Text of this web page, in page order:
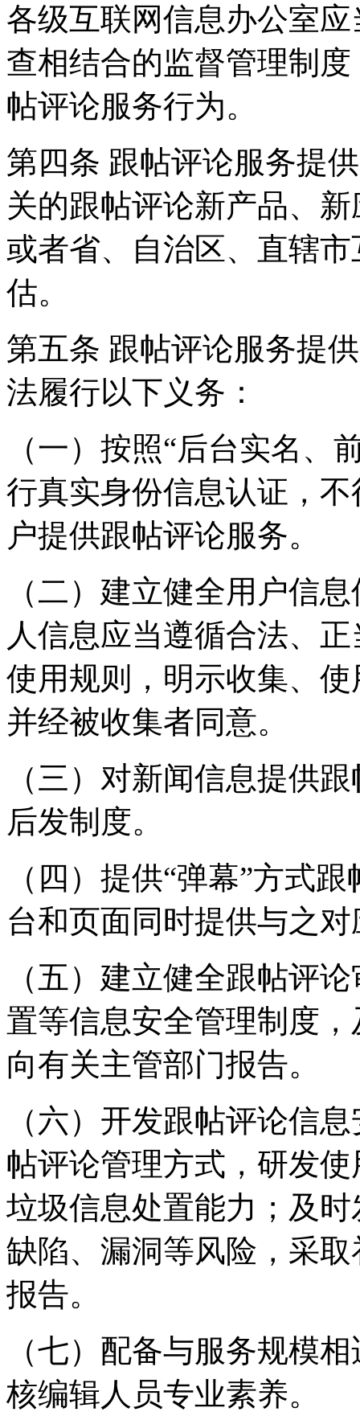
各级互联网信息办公室
查相结合的监督管理制
帖评论服务行为。
第四条 跟帖评论服务提
关的跟帖评论新产品、
或者省、自治区、直辖
估。
第五条 跟帖评论服务提
法履行以下义务：
（一）按照“后台实名、
行真实身份信息认证，
户提供跟帖评论服务。
（二）建立健全用户信
人信息应当遵循合法、
使用规则，明示收集、
并经被收集者同意。
（三）对新闻信息提供
后发制度。
（四）提供“弹幕”方式
台和页面同时提供与之
（五）建立健全跟帖评
置等信息安全管理制度
向有关主管部门报告。
（六）开发跟帖评论信
帖评论管理方式，研发
垃圾信息处置能力；及
缺陷、漏洞等风险，采
报告。
（七）配备与服务规模
核编辑人员专业素养。